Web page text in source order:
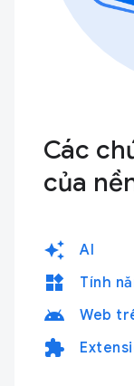
Các
của
auto_awesome AI
widgets Tính
android Web
extension